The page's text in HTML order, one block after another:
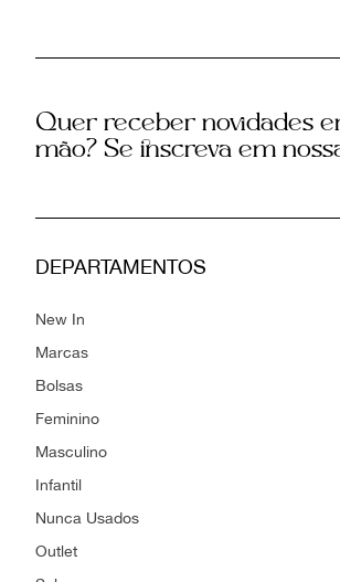
Quer receber novidades
mão? Se inscreva em
DEPARTAMENTOS
New In
Marcas
Bolsas
Feminino
Masculino
Infantil
Nunca Usados
Outlet